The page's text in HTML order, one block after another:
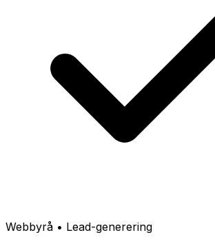
Webbyrå • Lead-generering